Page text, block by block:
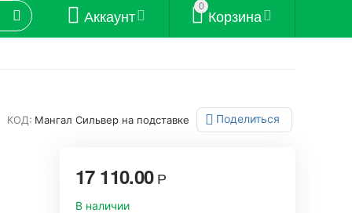
0 Корзина
Аккаунт
КОД: Мангал Сильвер на подставке Поделиться
17 110.00 Р
В наличии